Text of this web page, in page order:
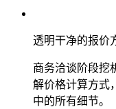
透明干净的报价
商务洽谈阶段挖
解价格计算方式
中的所有细节。